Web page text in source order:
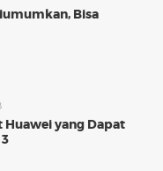
Bisa
Huawei yang Dapat